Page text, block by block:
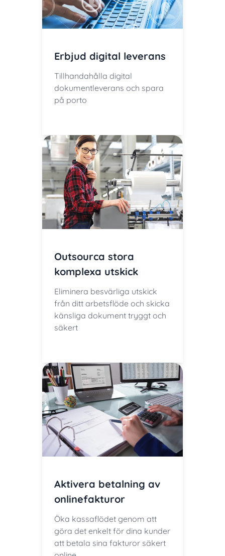
Erbjud digital leverans
Tillhandahålla digital
dokumentleverans och spara
på porto
Outsourca stora
komplexa utskick
Eliminera besvärliga utskick
från ditt arbetsflöde och skicka
känsliga dokument tryggt och
säkert
Aktivera betalning av
onlinefakturor
Öka kassaflödet genom att
göra det enkelt för dina kunder
att betala sina fakturor säkert